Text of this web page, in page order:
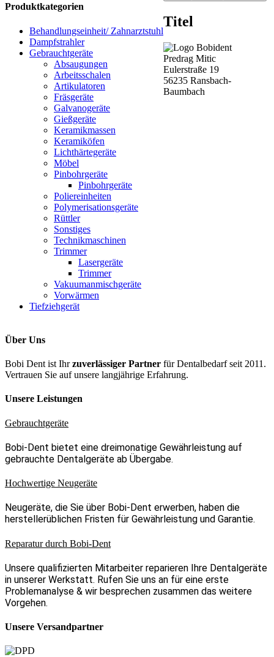
Produktkategorien
Behandlungseinheit/ Zahnarztstuhl
Dampfstrahler
Gebrauchtgeräte
Absaugungen
Arbeitsschalen
Artikulatoren
Fräsgeräte
Galvanogeräte
Gießgeräte
Keramikmassen
Keramiköfen
Lichthärtegeräte
Möbel
Pinbohrgeräte
Pinbohrgeräte
Poliereinheiten
Polymerisations​geräte
Rüttler
Sonstiges
Technikmaschin​en
Trimmer
Lasergeräte
Trimmer
Vakuumanmischg​eräte
Vorwärmen
Tiefziehgerät
Titel
Predrag Mitic
Eulerstraße 19
56235 Ransbach-
Baumbach
Über Uns
Bobi Dent ist Ihrzuverlässiger Partner für Dentalbedarf seit 2011.
Vertrauen Sie auf unsere langjährige Erfahrung.
Unsere Leistungen
Gebrauchtgeräte
Bobi-Dent bietet eine dreimonatige Gewährleistung auf
gebrauchte Dentalgeräte ab Übergabe.
Hochwertige Neugeräte
Neugeräte, die Sie über Bobi-Dent erwerben, haben die
herstellerüblichen Fristen für Gewährleistung und Garantie.
Reparatur durch Bobi-Dent
Unsere qualifizierten Mitarbeiter reparieren Ihre Dentalgeräte
in unserer Werkstatt. Rufen Sie uns an für eine erste
Problemanalyse & wir besprechen zusammen das weitere
Vorgehen.
Unsere Versandpartner